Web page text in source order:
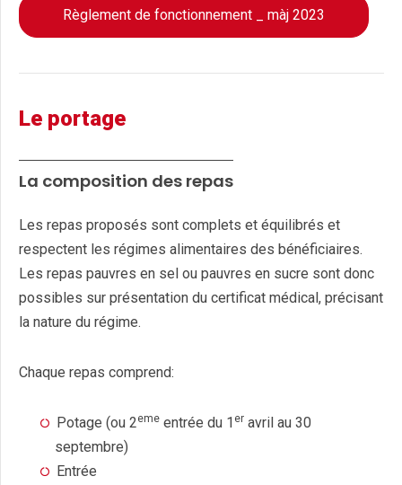
Règlement de fonctionnement _ màj 2023
Le portage
La composition des repas
Les repas proposés sont complets et équilibrés et
respectent les régimes alimentaires des bénéficiaires.
Les repas pauvres en sel ou pauvres en sucre sont donc
possibles sur présentation du certificat médical, précisant
la nature du régime.
Chaque repas comprend:
Potage (ou 2eme entrée du 1 er avril au 30
septembre)
Entrée